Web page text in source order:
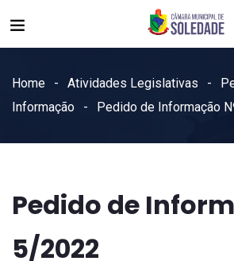
Home Atividades Legislativas
Informação
Pedido de Informação
Pedido de
5/2022